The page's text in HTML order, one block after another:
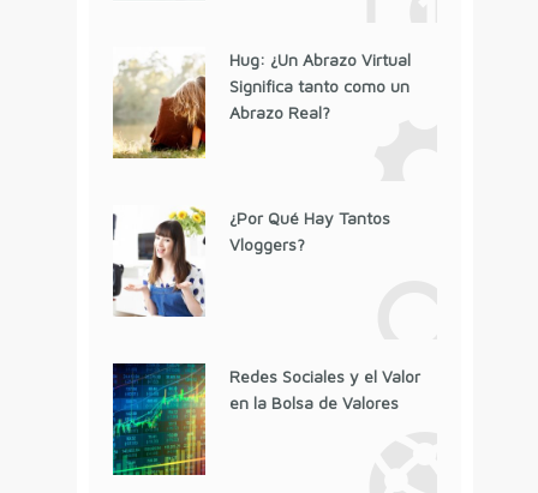
Hug: ¿Un Abrazo Virtual
Significa tanto como un
Abrazo Real?
¿Por Qué Hay Tantos
Vloggers?
Redes Sociales y el Valor
en la Bolsa de Valores